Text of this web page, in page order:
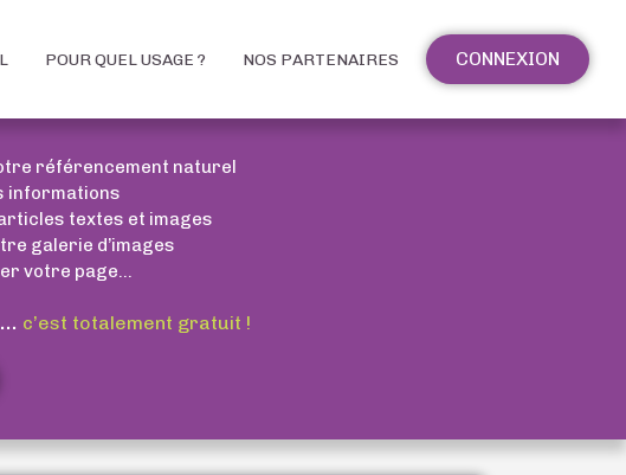
POUR QUEL USAGE ? NOS PARTENAIRES CONNEXION
référencement naturel
informations
textes et images
galerie d’images
votre page...
c’est totalement gratuit !